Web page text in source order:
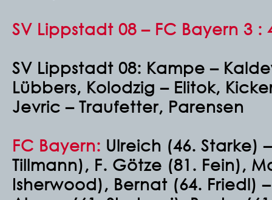
SV Lippstadt 08 – FC Bayern 3 :
SV Lippstadt 08: Kampe –
Lübbers, Kolodzig – Elitok,
Jevric – Traufetter, Parensen
FC Bayern: Ulreich (46. Starke)
Tillmann), F. Götze (81. Fein),
Isherwood), Bernat (64. Friedl)